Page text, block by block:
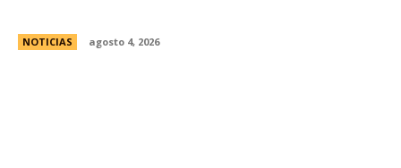
NOTICIAS agosto 4, 2026